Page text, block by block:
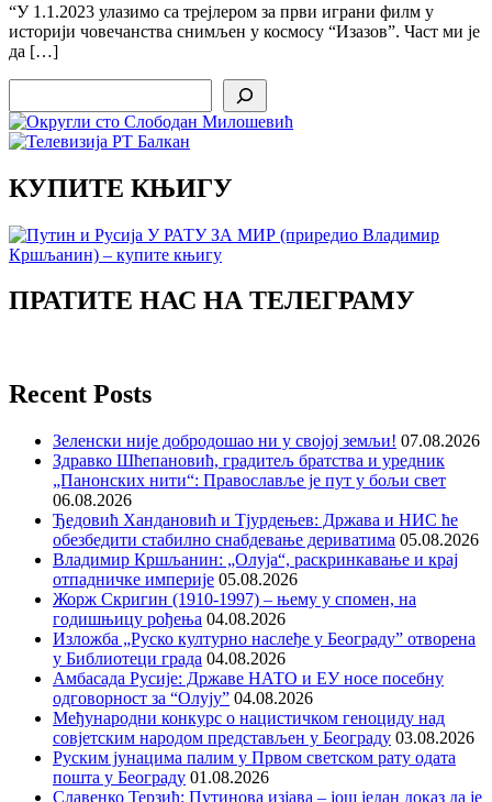
“У 1.1.2023 улазимо са трејлером за први играни филм у
историји човечанства снимљен у космосу “Изазов”. Част ми је
да […]
КУПИТЕ КЊИГУ
ПРАТИТЕ НАС НА ТЕЛЕГРАМУ
Recent Posts
Зеленски није добродошао ни у својој земљи! 07.08.2026
Здравко Шћепановић, градитељ братства и уредник
„Панонских нити“: Православље је пут у бољи свет
06.08.2026
Ђедовић Хандановић и Тјурдењев: Држава и НИС ће
обезбедити стабилно снабдевање дериватима 05.08.2026
Владимир Кршљанин: „Олуја“, раскринкавање и крај
отпадничке империје 05.08.2026
Жорж Скригин (1910-1997) – њему у спомен, на
годишњицу рођења 04.08.2026
Изложба „Руско културно наслеђе у Београду” отворена
у Библиотеци града 04.08.2026
Амбасада Русије: Државе НАТО и ЕУ носе посебну
одговорност за “Олују” 04.08.2026
Међународни конкурс о нацистичком геноциду над
совјетским народом представљен у Београду 03.08.2026
Руским јунацима палим у Првом светском рату одата
пошта у Београду 01.08.2026
Славенко Терзић: Путинова изјава – још један доказ да је